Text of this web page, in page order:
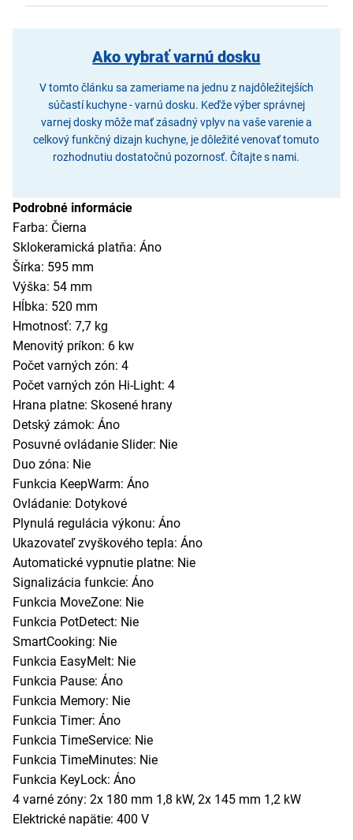
Ako vybrať varnú dosku
V tomto článku sa zameriame na jednu z najdôležitejších
súčastí kuchyne - varnú dosku. Keďže výber správnej
varnej dosky môže mať zásadný vplyv na vaše varenie a
celkový funkčný dizajn kuchyne, je dôležité venovať tomuto
rozhodnutiu dostatočnú pozornosť. Čítajte s nami.
Podrobné informácie
Farba: Čierna
Sklokeramická platňa: Áno
Šírka: 595 mm
Výška: 54 mm
Hĺbka: 520 mm
Hmotnosť: 7,7 kg
Menovitý príkon: 6 kw
Počet varných zón: 4
Počet varných zón Hi-Light: 4
Hrana platne: Skosené hrany
Detský zámok: Áno
Posuvné ovládanie Slider: Nie
Duo zóna: Nie
Funkcia KeepWarm: Áno
Ovládanie: Dotykové
Plynulá regulácia výkonu: Áno
Ukazovateľ zvyškového tepla: Áno
Automatické vypnutie platne: Nie
Signalizácia funkcie: Áno
Funkcia MoveZone: Nie
Funkcia PotDetect: Nie
SmartCooking: Nie
Funkcia EasyMelt: Nie
Funkcia Pause: Áno
Funkcia Memory: Nie
Funkcia Timer: Áno
Funkcia TimeService: Nie
Funkcia TimeMinutes: Nie
Funkcia KeyLock: Áno
4 varné zóny: 2x 180 mm 1,8 kW, 2x 145 mm 1,2 kW
Elektrické napätie: 400 V